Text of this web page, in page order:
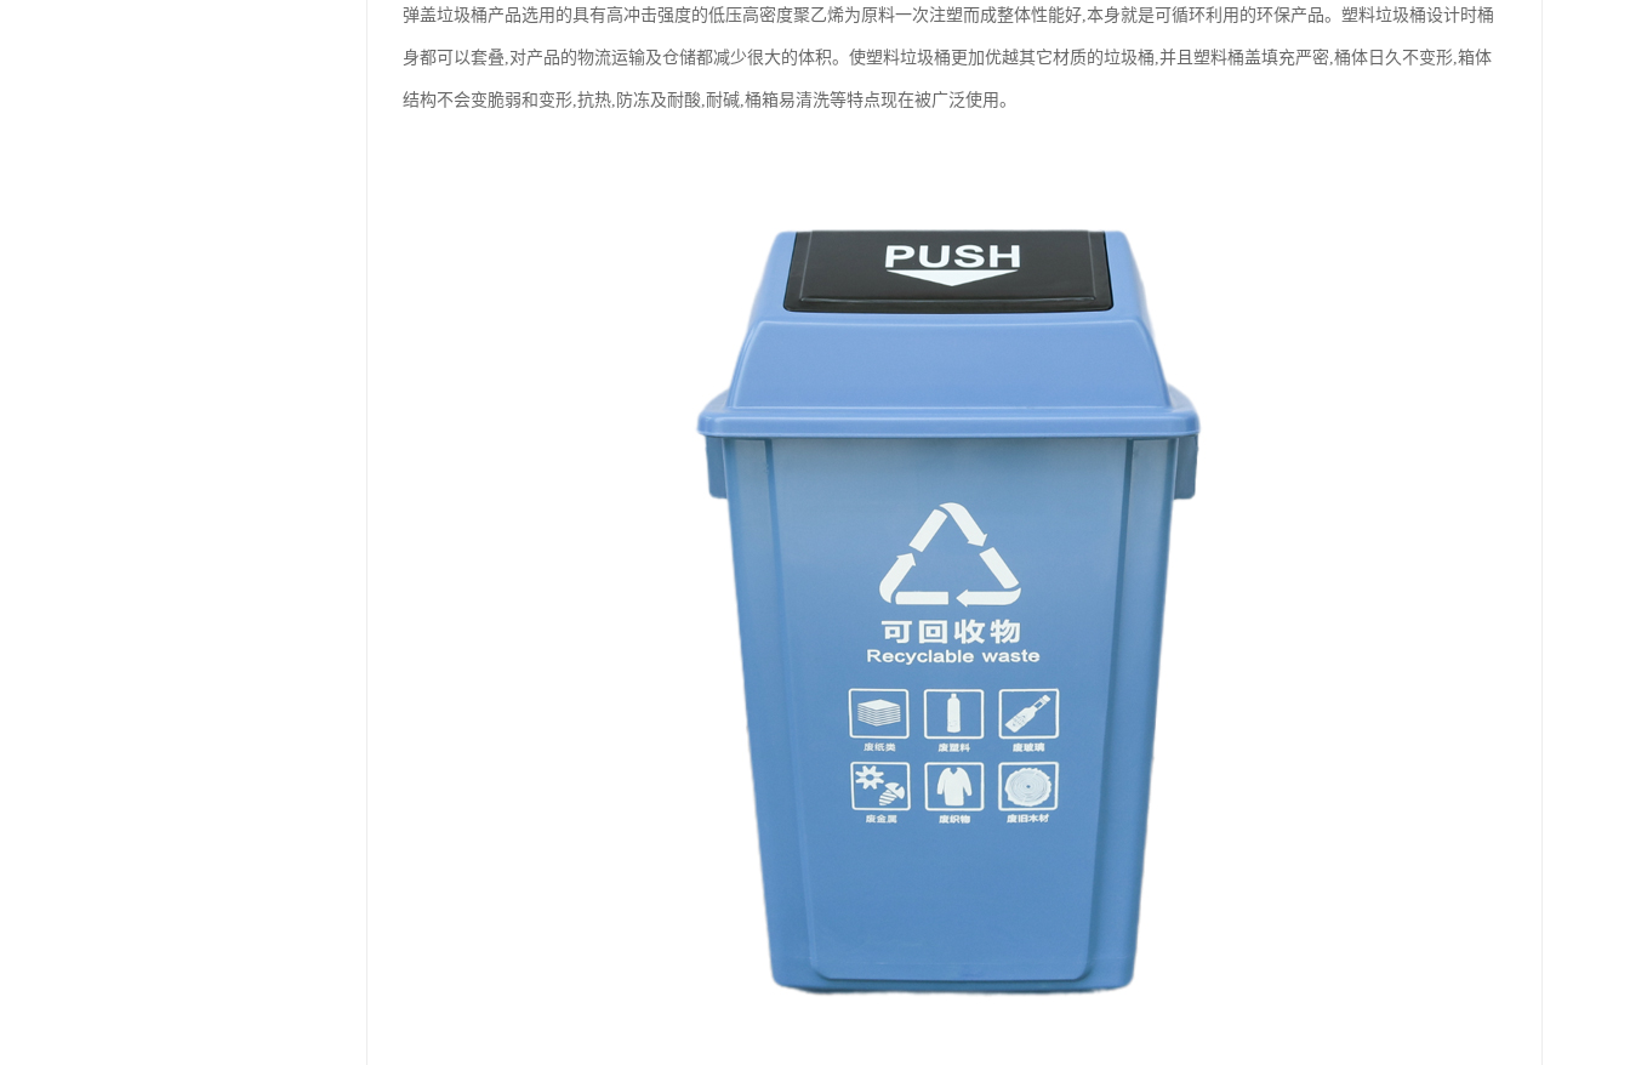
弹盖垃圾桶产品选用的具有高冲击强度的低压高密度聚乙烯为原料一次注塑而成整体性能好,本身就是可循环利用的环保产品。塑料垃圾桶设计时桶
身都可以套叠,对产品的物流运输及仓储都减少很大的体积。使塑料垃圾桶更加优越其它材质的垃圾桶,并且塑料桶盖填充严密,桶体日久不变形,箱体
结构不会变脆弱和变形,抗热,防冻及耐酸,耐碱,桶箱易清洗等特点现在被广泛使用。